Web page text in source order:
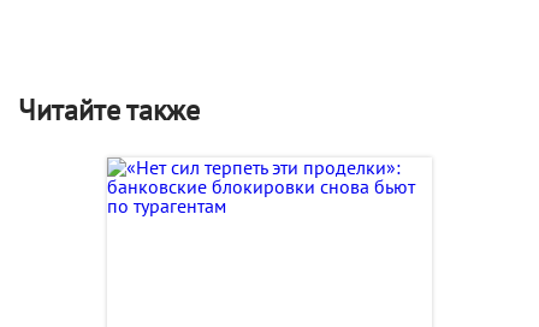
Читайте также